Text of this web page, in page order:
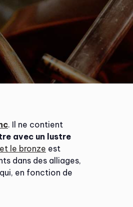
. Il ne contient
avec un lustre
le bronze est
dans des alliages,
qui, en fonction de